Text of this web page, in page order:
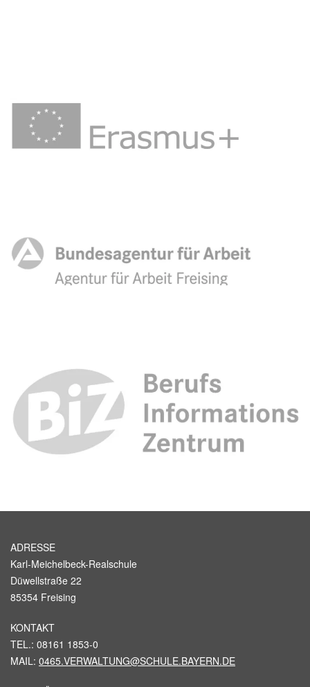
ADRESSE
Karl-Meichelbeck-Realschule
Düwellstraße 22
85354 Freising
KONTAKT
TEL.: 08161 1853-0
MAIL: 0465.VERWALTUNG@SCHULE.BAYERN.DE